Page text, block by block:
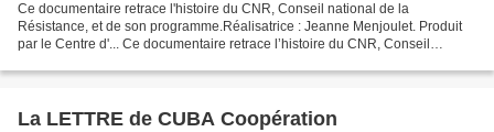
Ce documentaire retrace l'histoire du CNR, Conseil national de la
Résistance, et de son programme.Réalisatrice : Jeanne Menjoulet. Produit
par le Centre d'... Ce documentaire retrace l’histoire du CNR, Conseil
La LETTRE de CUBA Coopération